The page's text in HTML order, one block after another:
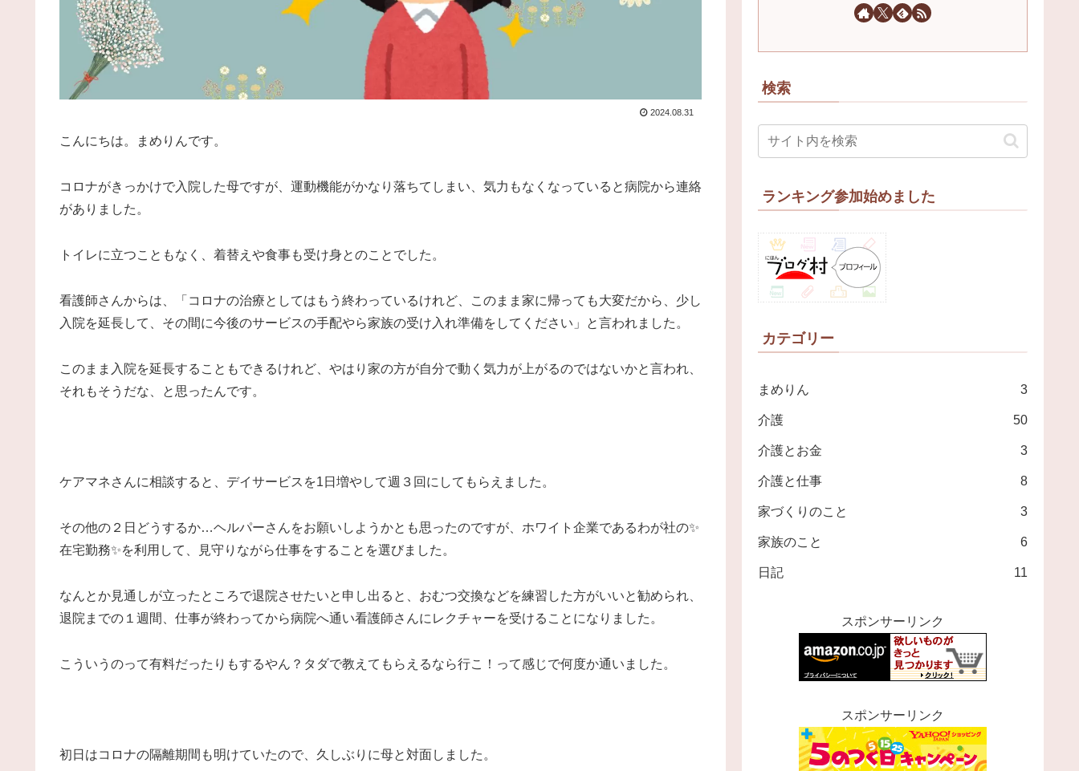
2024.08.31
こんにちは。まめりんです。
コロナがきっかけで入院した母ですが、運動機能がかなり落ちてしまい、気力もなくなっていると病院から連絡
がありました。
トイレに立つこともなく、着替えや食事も受け身とのことでした。
看護師さんからは、「コロナの治療としてはもう終わっているけれど、このまま家に帰っても大変だから、少し
入院を延長して、その間に今後のサービスの手配やら家族の受け入れ準備をしてください」と言われました。
このまま入院を延長することもできるけれど、やはり家の方が自分で動く気力が上がるのではないかと言われ、
それもそうだな、と思ったんです。
ケアマネさんに相談すると、デイサービスを1日増やして週３回にしてもらえました。
その他の２日どうするか…ヘルパーさんをお願いしようかとも思ったのですが、ホワイト企業であるわが社の✨
在宅勤務✨を利用して、見守りながら仕事をすることを選びました。
なんとか見通しが立ったところで退院させたいと申し出ると、おむつ交換などを練習した方がいいと勧められ、
退院までの１週間、仕事が終わってから病院へ通い看護師さんにレクチャーを受けることになりました。
こういうのって有料だったりもするやん？タダで教えてもらえるなら行こ！って感じで何度か通いました。
初日はコロナの隔離期間も明けていたので、久しぶりに母と対面しました。
検索
ランキング参加始めました
カテゴリー
まめりん 3
介護 50
介護とお金 3
介護と仕事 8
家づくりのこと 3
家族のこと 6
日記 11
スポンサーリンク
スポンサーリンク